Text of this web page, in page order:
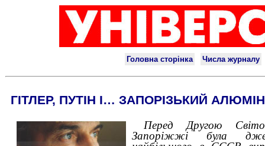
ГІТЛЕР, ПУТІН І… ЗАПОРІЗЬКИЙ
Перед Другою
Запоріжжі була